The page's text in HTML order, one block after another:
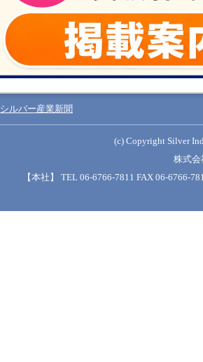
シルバー産業新聞
(c) Copyright Silver
株式会
【本社】 TEL 06-6766-7811 FAX 06-6766-